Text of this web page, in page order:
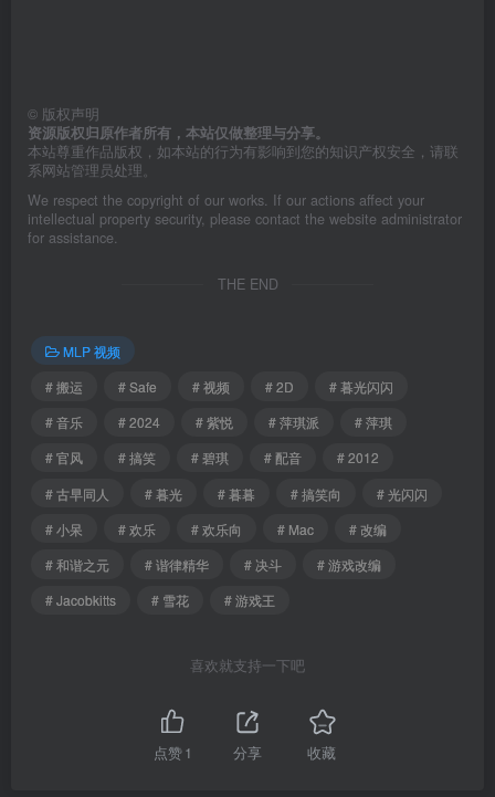
© 版权声明
资源版权归原作者所有，本站仅做整理与分享。
本站尊重作品版权，如本站的行为有影响到您的知识产权安全，请联
系网站管理员处理。
We respect the copyright of our works. If our actions affect your
intellectual property security, please contact the website administrator
for assistance.
THE END
MLP 视频
# 搬运
# Safe # 视频 # 2D
# 暮光闪闪
# 音乐
# 2024 # 紫悦 # 萍琪派
# 萍琪
# 官风
# 搞笑 # 碧琪 # 配音
# 2012
# 古早同人
# 暮光 # 暮暮 # 搞笑向
# 光闪闪
# 小呆
# 欢乐 # 欢乐向 # Mac
# 改编
# 和谐之元
# 谐律精华 # 决斗
# 游戏改编
# Jacobkitts
# 雪花 # 游戏王
喜欢就支持一下吧
点赞1 分享 收藏